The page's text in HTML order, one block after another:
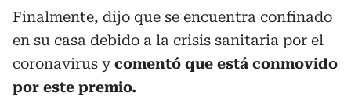
Finalmente, dijo que se encuentra confinado
en su casa debido a la crisis sanitaria por el
coronavirus ycomentó que está conmovido
por este premio.